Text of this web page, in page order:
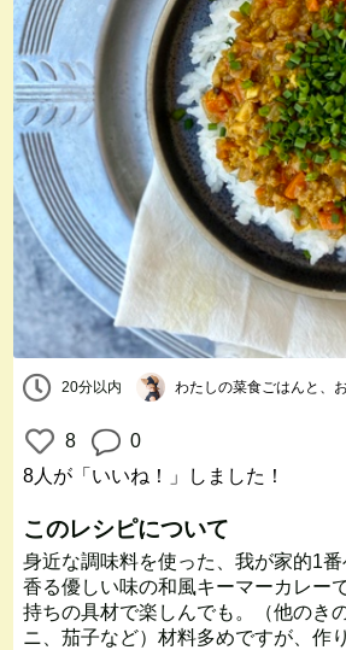
20分以内 わたしの菜食ごはんと、
8
0
8人 が「いいね！」しました！
このレシピについて
身近な調味料を使った、我が家的1
香る優しい味の和風キーマーカレー
持ちの具材で楽しんでも。（他のき
ニ、茄子など）材料多めですが、作